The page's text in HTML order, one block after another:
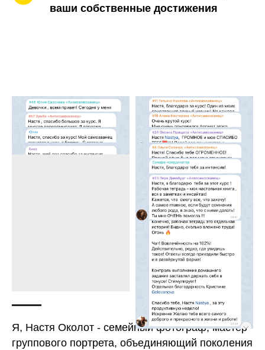
ваши собственные достижения
Я, Настя Околот - семейный фотограф, мастер
группового портрета, объединяющий поколения